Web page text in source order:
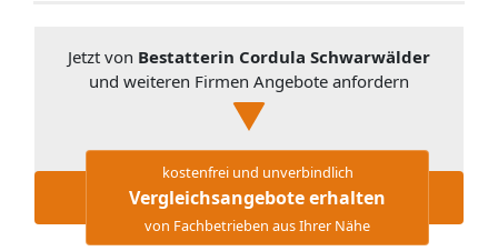
Jetzt von Bestatterin Cordula Schwarwälder
und weiteren Firmen Angebote anfordern
kostenfrei und unverbindlich
Vergleichsangebote erhalten
von Fachbetrieben aus Ihrer Nähe